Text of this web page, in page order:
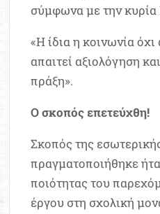
σύμφωνα με την
«Η ίδια η κοινωνία
απαιτεί αξιολόγηση
πράξη».
Ο σκοπός επετεύχθη!
Σκοπός της
πραγματοποιήθηκε
ποιότητας του
έργου στη σχολική